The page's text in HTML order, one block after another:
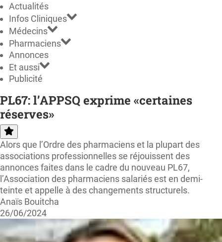
Actualités
Infos Cliniques
Médecins
Pharmaciens
Annonces
Et aussi
Publicité
PL67: l’APPSQ exprime «certaines
réserves»
Alors que l’Ordre des pharmaciens et la plupart des
associations professionnelles se réjouissent des
annonces faites dans le cadre du nouveau PL67,
l’Association des pharmaciens salariés est en demi-
teinte et appelle à des changements structurels.
Anaïs Bouitcha
26/06/2024